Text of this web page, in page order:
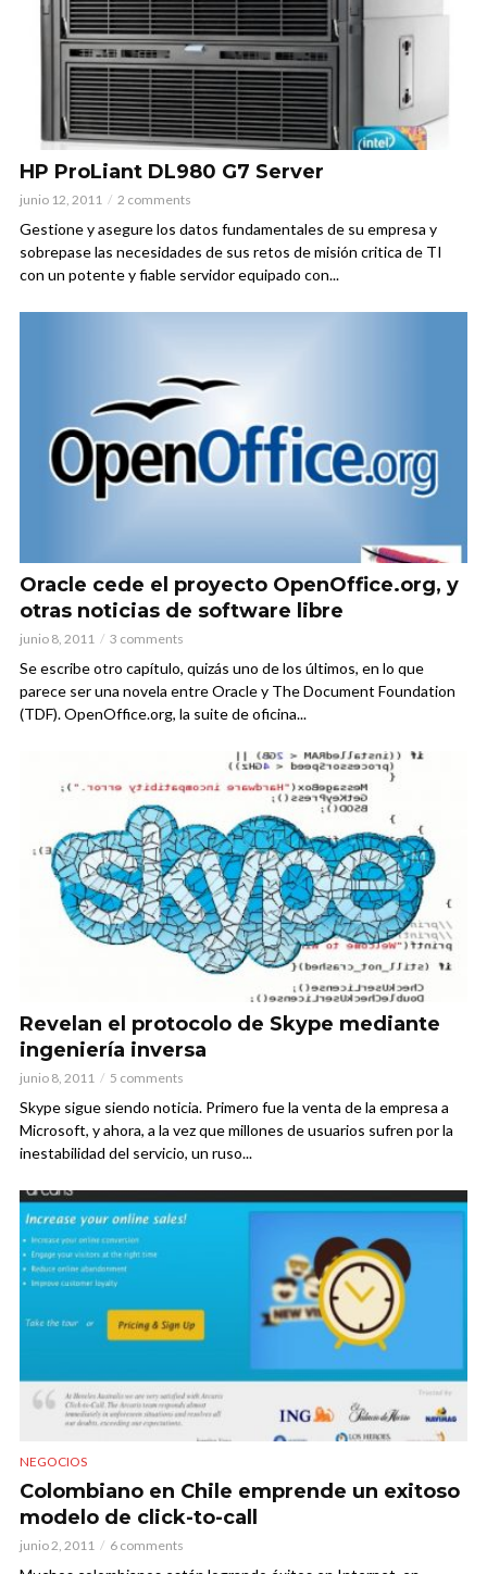
HP ProLiant DL980 G7 Server
junio 12, 2011 2 comments
Gestione y asegure los datos fundamentales de su empresa y
sobrepase las necesidades de sus retos de misión critica de TI
con un potente y fiable servidor equipado con...
Oracle cede el proyecto OpenOffice.org, y
otras noticias de software libre
junio 8, 2011 3 comments
Se escribe otro capítulo, quizás uno de los últimos, en lo que
parece ser una novela entre Oracle y The Document Foundation
(TDF). OpenOffice.org, la suite de oficina...
Revelan el protocolo de Skype mediante
ingeniería inversa
junio 8, 2011 5 comments
Skype sigue siendo noticia. Primero fue la venta de la empresa a
Microsoft, y ahora, a la vez que millones de usuarios sufren por la
inestabilidad del servicio, un ruso...
NEGOCIOS
Colombiano en Chile emprende un exitoso
modelo de click-to-call
junio 2, 2011 6 comments